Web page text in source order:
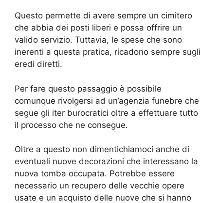
Questo permette di avere sempre un cimitero
che abbia dei posti liberi e possa offrire un
valido servizio. Tuttavia, le spese che sono
inerenti a questa pratica, ricadono sempre sugli
eredi diretti.
Per fare questo passaggio è possibile
comunque rivolgersi ad un’agenzia funebre che
segue gli iter burocratici oltre a effettuare tutto
il processo che ne consegue.
Oltre a questo non dimentichiamoci anche di
eventuali nuove decorazioni che interessano la
nuova tomba occupata. Potrebbe essere
necessario un recupero delle vecchie opere
usate e un acquisto delle nuove che si hanno